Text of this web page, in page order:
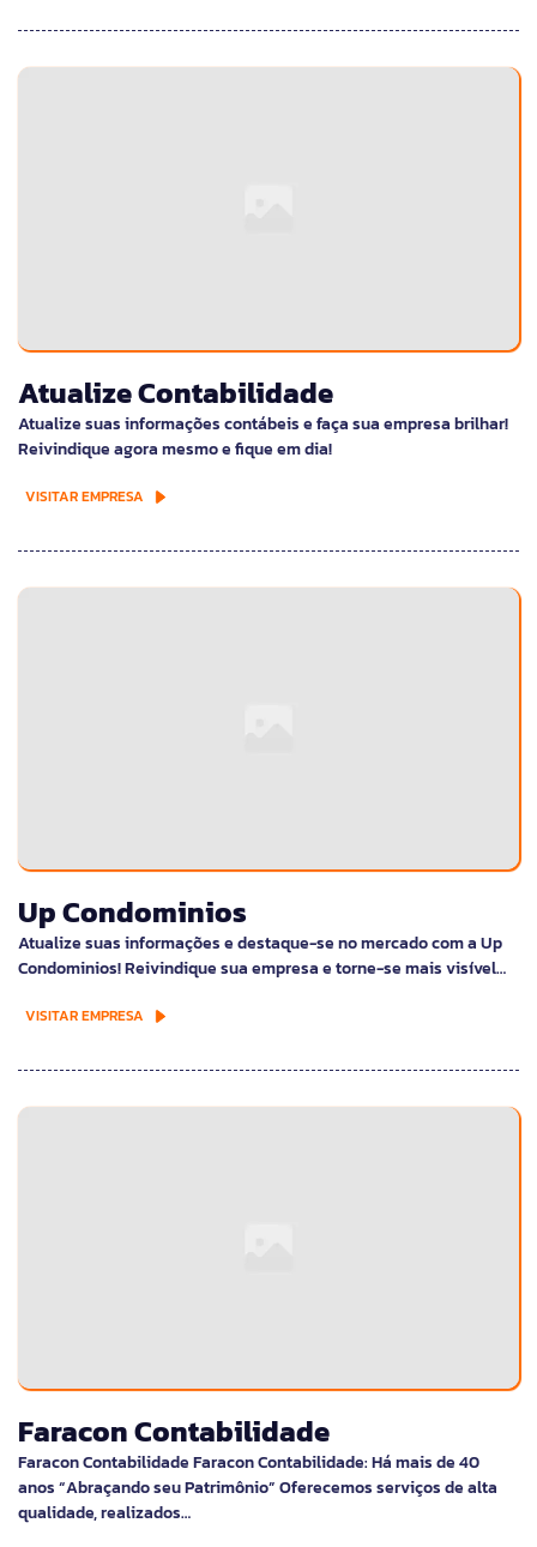
Atualize Contabilidade
Atualize suas informações contábeis e faça sua empresa brilhar!
Reivindique agora mesmo e fique em dia!
VISITAR EMPRESA
Up Condominios
Atualize suas informações e destaque-se no mercado com a Up
Condominios! Reivindique sua empresa e torne-se mais visível…
VISITAR EMPRESA
Faracon Contabilidade
Faracon Contabilidade Faracon Contabilidade: Há mais de 40
anos “Abraçando seu Patrimônio” Oferecemos serviços de alta
qualidade, realizados…